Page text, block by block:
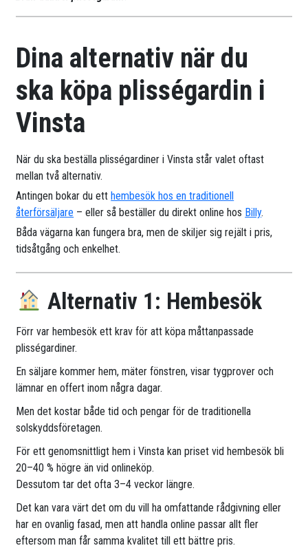
Dina alternativ när du
ska köpa plisségardin i
Vinsta
När du ska beställa plisségardiner i Vinsta står valet oftast
mellan två alternativ.
Antingen bokar du etthembesök hos en traditionell
återförsäljare – eller så beställer du direkt online hos Billy.
Båda vägarna kan fungera bra, men de skiljer sig rejält i pris,
tidsåtgång och enkelhet.
Alternativ 1: Hembesök
Förr var hembesök ett krav för att köpa måttanpassade
plisségardiner.
En säljare kommer hem, mäter fönstren, visar tygprover och
lämnar en offert inom några dagar.
Men det kostar både tid och pengar för de traditionella
solskyddsföretagen.
För ett genomsnittligt hem i Vinsta kan priset vid hembesök bli
20–40 % högre än vid onlineköp.
Dessutom tar det ofta 3–4 veckor längre.
Det kan vara värt det om du vill ha omfattande rådgivning eller
har en ovanlig fasad, men att handla online passar allt fler
eftersom man får samma kvalitet till ett bättre pris.